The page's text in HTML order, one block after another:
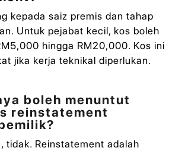
kepada saiz premis dan tahap
Untuk pejabat kecil, kos boleh
hingga RM20,000. Kos ini
jika kerja teknikal diperlukan.
boleh menuntut
reinstatement
tidak. Reinstatement adalah